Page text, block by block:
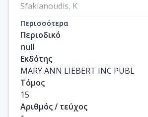
Sfakianoudis, K
Varonos, DD
Cokkinos, DV
Περισσότερα
Περιοδικό
null
Εκδότης
MARY ANN LIEBERT INC PUBL
Τόμος
15
Αριθμός / τεύχος